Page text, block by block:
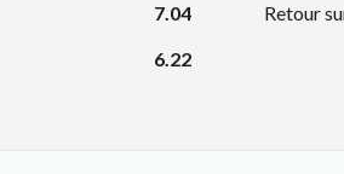
7.04
6.22
Retour